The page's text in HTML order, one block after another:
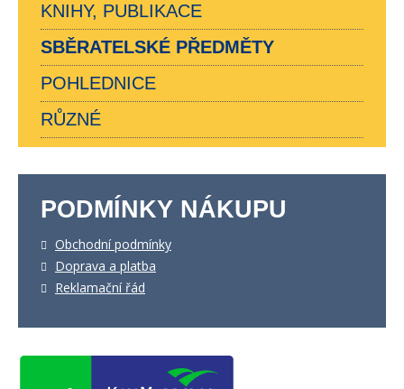
KNIHY, PUBLIKACE
SBĚRATELSKÉ PŘEDMĚTY
POHLEDNICE
RŮZNÉ
PODMÍNKY NÁKUPU
Obchodní podmínky
Doprava a platba
Reklamační řád